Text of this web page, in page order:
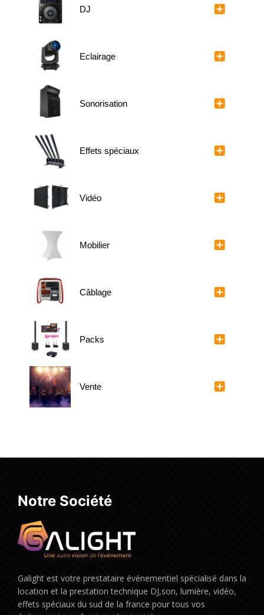
DJ
Eclairage
Sonorisation
Effets spéciaux
Vidéo
Mobilier
Câblage
Packs
Vente
Notre Société
Galight est votre prestataire événementiel spécialisé dans la
location et la prestation technique DJ,son, lumière, vidéo,
effets spéciaux du sud de la france pour tous vos